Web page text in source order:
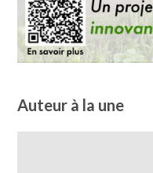
Auteur à la une